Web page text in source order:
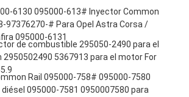
6130 095000-613# Inyector Common
97376270-# Para Opel Astra Corsa /
095000-6131
de combustible 295050-2490 para el
2950502490 5367913 para el motor For
Rail 095000-758# 095000-7580
095000-7581 0950007580 para